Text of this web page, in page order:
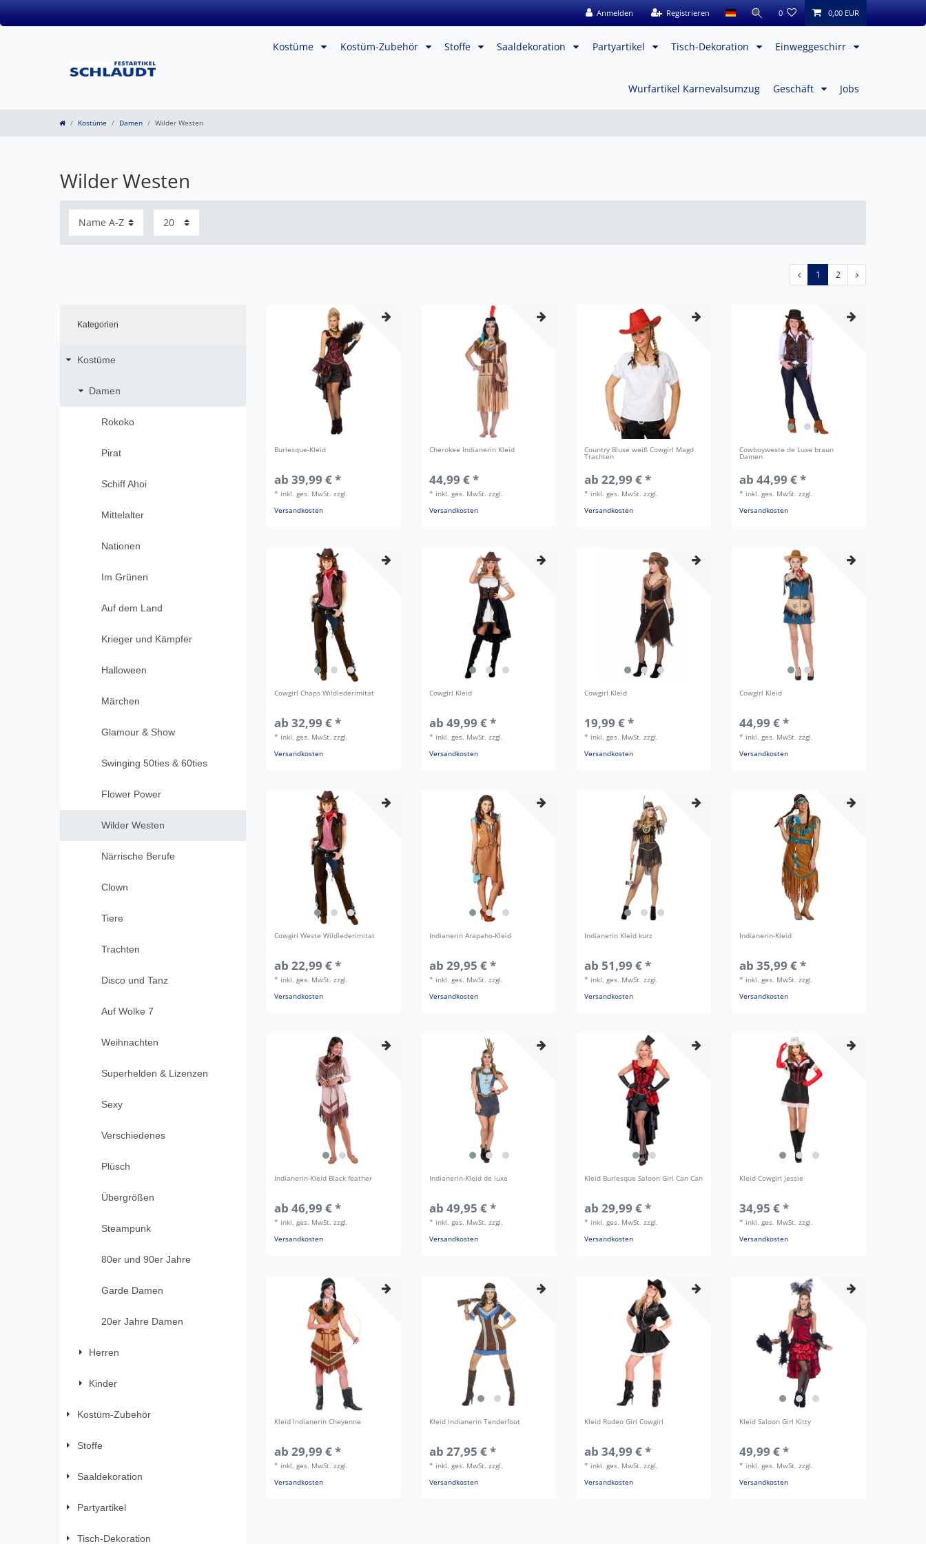
Anmelden Registrieren 0 0,00 EUR
Kostüme Kostüm-Zubehör Stoffe Saaldekoration Partyartikel Tisch-Dekoration Einweggeschirr
Wurfartikel Karnevalsumzug Geschäft Jobs
Kostüme Damen Wilder Westen
Wilder Westen
1 2
Kategorien
Kostüme
Damen
Rokoko
Pirat
Schiff Ahoi
Mittelalter
Nationen
Im Grünen
Auf dem Land
Krieger und Kämpfer
Halloween
Märchen
Glamour & Show
Swinging 50ties & 60ties
Flower Power
Wilder Westen
Närrische Berufe
Clown
Tiere
Trachten
Disco und Tanz
Auf Wolke 7
Weihnachten
Superhelden & Lizenzen
Sexy
Verschiedenes
Plüsch
Übergrößen
Steampunk
80er und 90er Jahre
Garde Damen
20er Jahre Damen
Herren
Kinder
Kostüm-Zubehör
Stoffe
Saaldekoration
Partyartikel
Tisch-Dekoration
Burlesque-Kleid
ab 39,99 € *
* inkl. ges. MwSt. zzgl.
Versandkosten
Cherokee Indianerin Kleid
44,99 € *
* inkl. ges. MwSt. zzgl.
Versandkosten
Country Bluse weiß Cowgirl Magd
Trachten
ab 22,99 € *
* inkl. ges. MwSt. zzgl.
Versandkosten
Cowboyweste de Luxe braun
Damen
ab 44,99 € *
* inkl. ges. MwSt. zzgl.
Versandkosten
Cowgirl Chaps Wildlederimitat
ab 32,99 € *
* inkl. ges. MwSt. zzgl.
Versandkosten
Cowgirl Kleid
ab 49,99 € *
* inkl. ges. MwSt. zzgl.
Versandkosten
Cowgirl Kleid
19,99 € *
* inkl. ges. MwSt. zzgl.
Versandkosten
Cowgirl Kleid
44,99 € *
* inkl. ges. MwSt. zzgl.
Versandkosten
Cowgirl Weste Wildlederimitat
ab 22,99 € *
* inkl. ges. MwSt. zzgl.
Versandkosten
Indianerin Arapaho-Kleid
ab 29,95 € *
* inkl. ges. MwSt. zzgl.
Versandkosten
Indianerin Kleid kurz
ab 51,99 € *
* inkl. ges. MwSt. zzgl.
Versandkosten
Indianerin-Kleid
ab 35,99 € *
* inkl. ges. MwSt. zzgl.
Versandkosten
Indianerin-Kleid Black feather
ab 46,99 € *
* inkl. ges. MwSt. zzgl.
Versandkosten
Indianerin-Kleid de luxe
ab 49,95 € *
* inkl. ges. MwSt. zzgl.
Versandkosten
Kleid Burlesque Saloon Girl Can Can
ab 29,99 € *
* inkl. ges. MwSt. zzgl.
Versandkosten
Kleid Cowgirl Jessie
34,95 € *
* inkl. ges. MwSt. zzgl.
Versandkosten
Kleid Indianerin Cheyenne
ab 29,99 € *
* inkl. ges. MwSt. zzgl.
Versandkosten
Kleid Indianerin Tenderfoot
ab 27,95 € *
* inkl. ges. MwSt. zzgl.
Versandkosten
Kleid Rodeo Girl Cowgirl
ab 34,99 € *
* inkl. ges. MwSt. zzgl.
Versandkosten
Kleid Saloon Girl Kitty
49,99 € *
* inkl. ges. MwSt. zzgl.
Versandkosten